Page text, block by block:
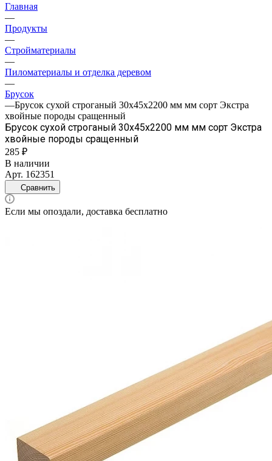
Главная
—
Продукты
—
Стройматериалы
—
Пиломатериалы и отделка деревом
—
Брусок
—Брусок сухой строганый 30х45х2200 мм мм сорт Экстра
хвойные породы сращенный
Брусок сухой строганый 30х45х2200 мм мм сорт Экстра
хвойные породы сращенный
285 ₽
В наличии
Арт. 162351
Сравнить
Если мы опоздали, доставка бесплатно